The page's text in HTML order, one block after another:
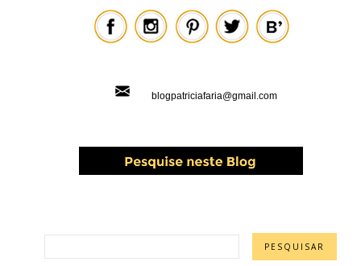
blogpatriciafaria@gmail.com